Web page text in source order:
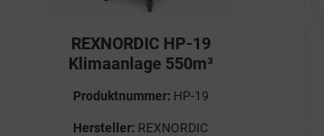
REXNORDIC HP-19
Klimaanlage 550m³
Produktnummer: HP-19
Hersteller: REXNORDIC